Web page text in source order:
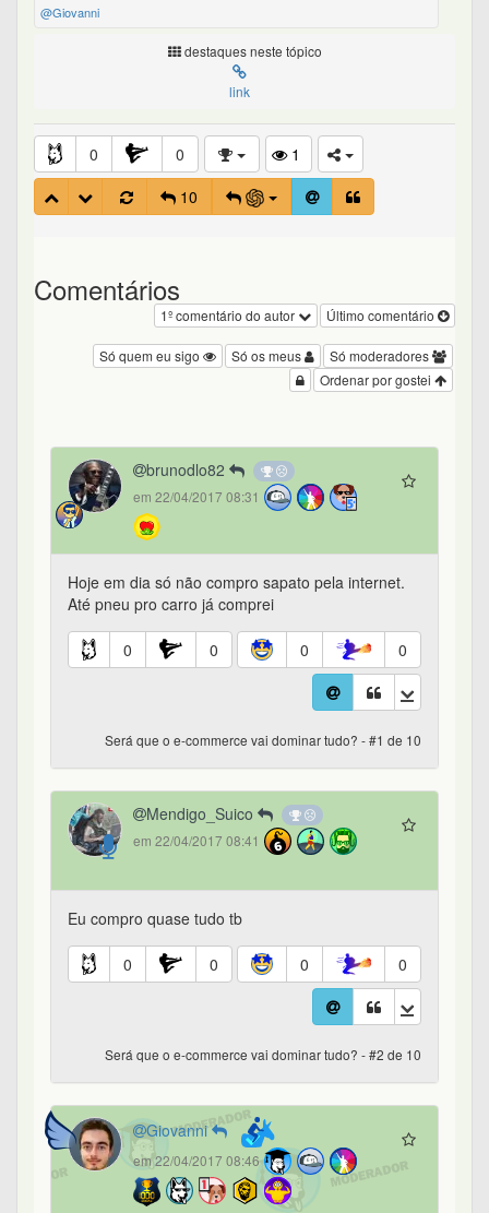
@Giovanni
destaques neste tópico
link
0 0
1
10
Comentários
Último comentário
1º comentário do autor
Só moderadores
Só os meus
Só quem eu sigo
Ordenar por gostei
brunodlo82
em 22/04/2017 08:31
Hoje em dia só não compro sapato pela internet.
Até pneu pro carro já comprei
0 0 0 0
Será que o e-commerce vai dominar tudo? - #1 de 10
Mendigo_Suico
em 22/04/2017 08:41
Eu compro quase tudo tb
0 0 0 0
Será que o e-commerce vai dominar tudo? - #2 de 10
Giovanni
em 22/04/2017 08:46